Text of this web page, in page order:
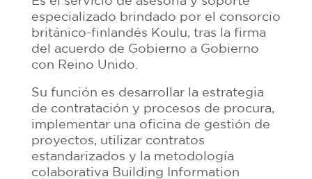
especializado brindado por el consorcio
británico-finlandés Koulu, tras la firma
del acuerdo de Gobierno a Gobierno
con Reino Unido.
Su función es desarrollar la estrategia
de contratación y procesos de procura,
implementar una oficina de gestión de
proyectos, utilizar contratos
estandarizados y la metodología
colaborativa Building Information